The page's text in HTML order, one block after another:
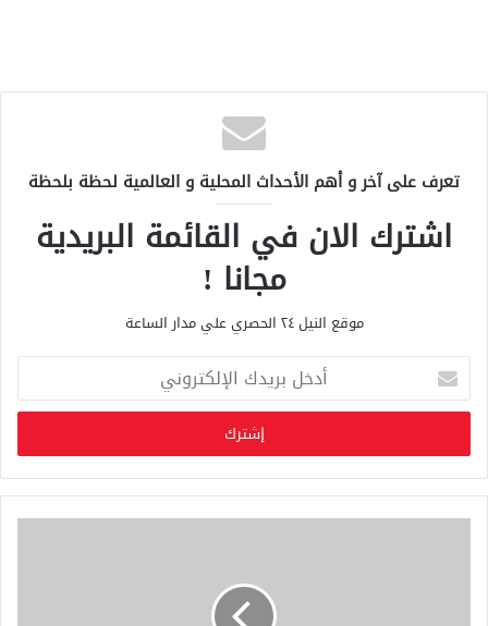
تعرف على آخر و أهم الأحداث المحلية و العالمية لحظة بلحظة
اشترك الان في القائمة البريدية
مجانا !
موقع النيل ٢٤ الحصري علي مدار الساعة
خ
ب
ر
ي